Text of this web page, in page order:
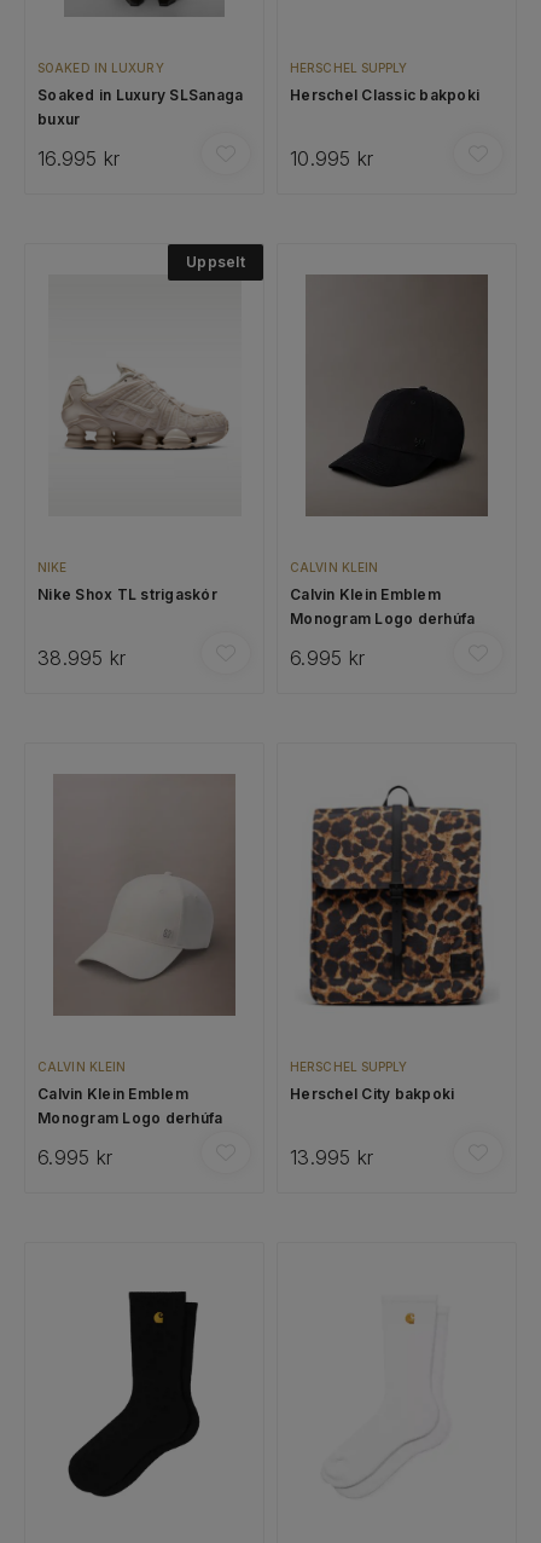
SOAKED IN LUXURY
Soaked in Luxury SLSanaga
buxur
16.995 kr
HERSCHEL SUPPLY
Herschel Classic bakpoki
10.995 kr
Uppselt
NIKE
Nike Shox TL strigaskór
38.995 kr
CALVIN KLEIN
Calvin Klein Emblem
Monogram Logo derhúfa
6.995 kr
CALVIN KLEIN
Calvin Klein Emblem
Monogram Logo derhúfa
6.995 kr
HERSCHEL SUPPLY
Herschel City bakpoki
13.995 kr